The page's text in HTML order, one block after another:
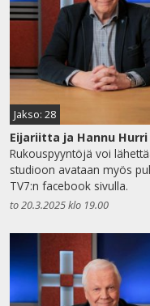
Jakso: 28
Eijariitta ja Hannu Hurri
Rukouspyyntöjä voi
studioon avataan myös
TV7:n facebook sivulla.
to 20.3.2025 klo 19.00